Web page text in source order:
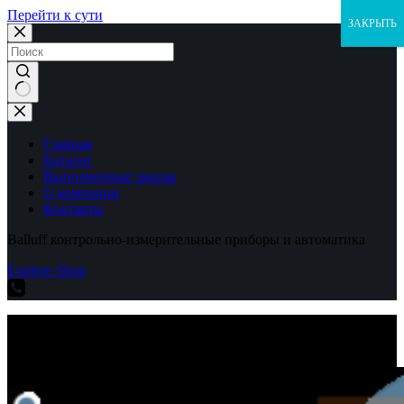
Перейти к сути
Ничего
не
найденоГлавная
Каталог
Выполненные заказы
О компании
Контакты
Balluff контрольно-измерительные приборы и автоматика
Explore Shop
ЗАКРЫТЬ